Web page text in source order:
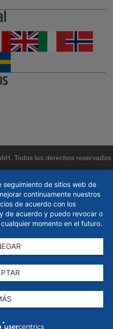
Todos los derechos reservados.
seguimiento de sitios web de
continuamente nuestros
de acuerdo con los
de acuerdo y puedo revocar o
momento en el futuro.